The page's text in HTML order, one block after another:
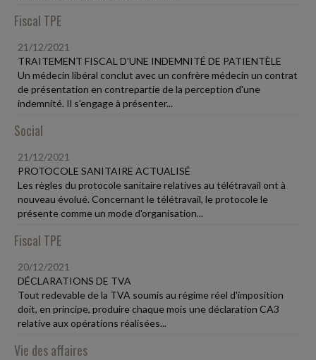
Fiscal TPE
21/12/2021
TRAITEMENT FISCAL D'UNE INDEMNITÉ DE PATIENTÈLE
Un médecin libéral conclut avec un confrère médecin un contrat
de présentation en contrepartie de la perception d'une
indemnité. Il s'engage à présenter...
Social
21/12/2021
PROTOCOLE SANITAIRE ACTUALISÉ
Les règles du protocole sanitaire relatives au télétravail ont à
nouveau évolué. Concernant le télétravail, le protocole le
présente comme un mode d'organisation...
Fiscal TPE
20/12/2021
DÉCLARATIONS DE TVA
Tout redevable de la TVA soumis au régime réel d'imposition
doit, en principe, produire chaque mois une déclaration CA3
relative aux opérations réalisées...
Vie des affaires